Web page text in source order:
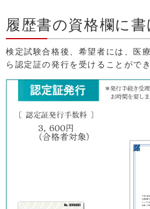
履歴書の資格欄に
検定試験合格後、希望者には、医
ら認定証の発行を受けることができ